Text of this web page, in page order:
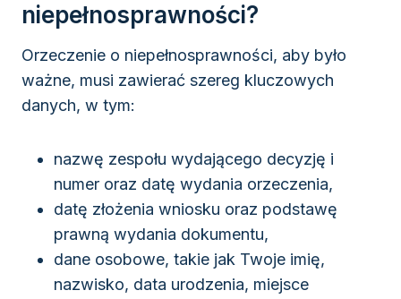
niepełnosprawności?
Orzeczenie o niepełnosprawności, aby było
ważne, musi zawierać szereg kluczowych
danych, w tym:
nazwę zespołu wydającego decyzję i
numer oraz datę wydania orzeczenia,
datę złożenia wniosku oraz podstawę
prawną wydania dokumentu,
dane osobowe, takie jak Twoje imię,
nazwisko, data urodzenia, miejsce